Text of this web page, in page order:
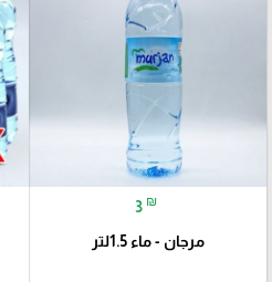
3 ₪
مرجان - ماء 1.5لتر